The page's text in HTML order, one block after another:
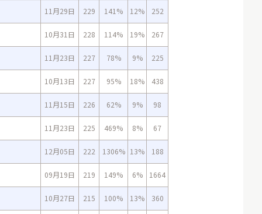
11月29日 229 141% 12% 252
10月31日 228 114% 19% 267
11月23日 227 78% 9% 225
10月13日 227 95% 18% 438
11月15日 226 62% 9% 98
11月23日 225 469% 8% 67
12月05日 222 1306% 13% 188
09月19日 219 149% 6% 1664
10月27日 215 100% 13% 360